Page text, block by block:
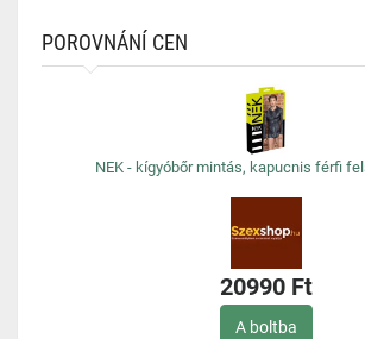
POROVNÁNÍ CEN
NEK - kígyóbőr mintás, kapucnis férfi
20990 Ft
A boltba